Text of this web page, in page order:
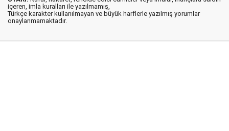
içeren, imla kuralları ile yazılmamış,
Türkçe karakter kullanılmayan ve büyük harflerle yazılmış yorumlar
onaylanmamaktadır.